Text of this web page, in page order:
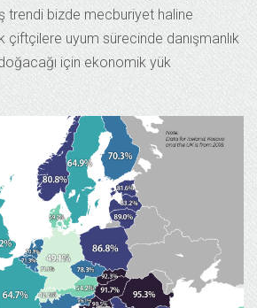
trendi bizde mecburiyet haline
çiftçilere uyum sürecinde danışmanlık
için ekonomik yük